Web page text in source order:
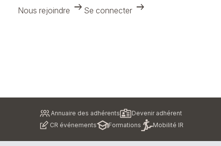
Nous rejoindre arrow_right_alt Se connecter arrow_right_alt
Annuaire des adhérents
Devenir adhérent
CR événements
Formations Mobilité IR